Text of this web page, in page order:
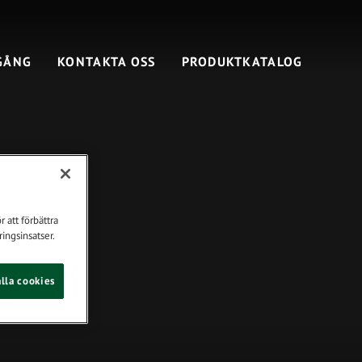
KONTAKTA OSS PRODUKTKATALOG
att förbättra
cookies